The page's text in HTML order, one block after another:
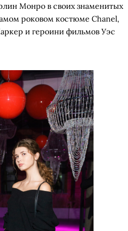
Монро в своих знаменитых
роковом костюме Chanel,
и героини фильмов Уэс
Мурзакаева